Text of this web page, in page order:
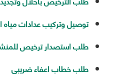
توصيل وتركيب عدادات مياه
طلب استصدار ترخيص
طلب خطاب اعفاء ضريبى